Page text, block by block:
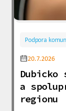
Podpora
20.7.2026
Dubicko
a
regionu